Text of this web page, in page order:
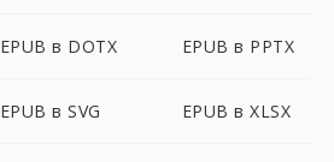
EPUB в DOTX EPUB в PPTX
EPUB в SVG EPUB в XLSX